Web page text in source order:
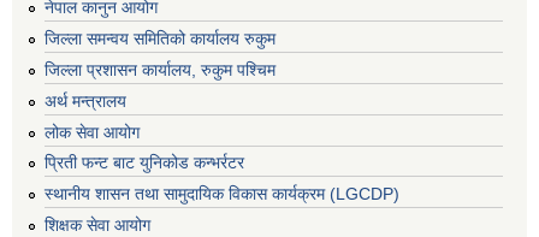
नेपाल कानुन आयोग
जिल्ला समन्वय समितिको कार्यालय रुकुम
जिल्ला प्रशासन कार्यालय, रुकुम पश्चिम
अर्थ मन्त्रालय
लोक सेवा आयोग
प्रिती फन्ट बाट युनिकोड कन्भर्रटर
स्थानीय शासन तथा सामुदायिक विकास कार्यक्रम (LGCDP)
शिक्षक सेवा आयोग